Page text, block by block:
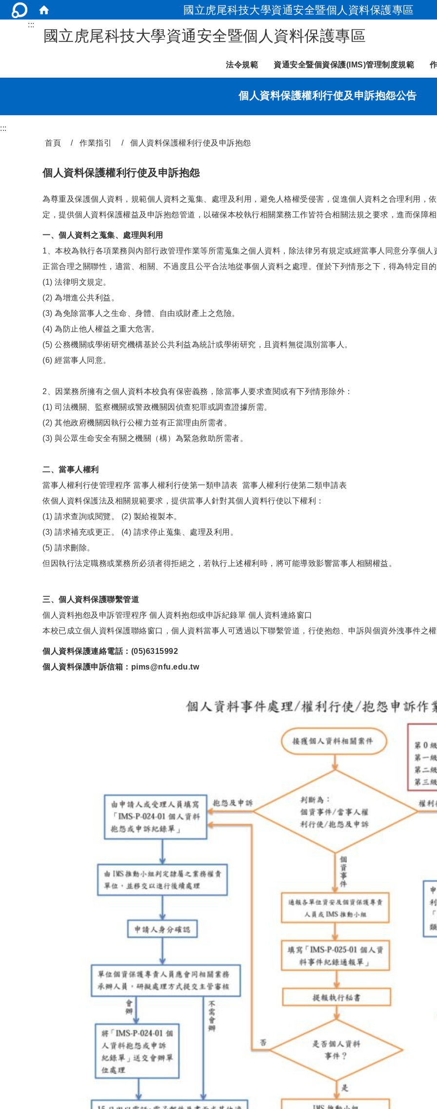
國立虎尾科技大學資通安全暨個人資料保護專區
跳到主要內容
:::
國立虎尾科技大學資通安全暨個人資料保護專區
法令規範 資通安全暨個資保護(IMS)管理制度規範
個人資料保護權利行使及申訴抱怨公告
:::
首頁
作業指引 個人資料保護權利行使及申訴抱怨
個人資料保護權利行使及申訴抱怨
為尊重及保護個人資料，規範個人資料之蒐集、處理及利用，避免人格權受侵害，促進個人資料之合理利用，
定，提供個人資料保護權益及申訴抱怨管道，以確保本校執行相關業務工作皆符合相關法規之要求，進而保障
一、個人資料之蒐集、處理與利用
1、本校為執行各項業務與內部行政管理作業等所需蒐集之個人資料，除法律另有規定或經當事人同意分享個
正當合理之關聯性，適當、相關、不過度且公平合法地從事個人資料之處理。僅於下列情形之下，得為特定目
(1) 法律明文規定。
(2) 為增進公共利益。
(3) 為免除當事人之生命、身體、自由或財產上之危險。
(4) 為防止他人權益之重大危害。
(5) 公務機關或學術研究機構基於公共利益為統計或學術研究，且資料無從識別當事人。
(6) 經當事人同意。
2、因業務所擁有之個人資料本校負有保密義務，除當事人要求查閱或有下列情形除外：
(1) 司法機關、監察機關或警政機關因偵查犯罪或調查證據所需。
(2) 其他政府機關因執行公權力並有正當理由所需者。
(3) 與公眾生命安全有關之機關（構）為緊急救助所需者。
二、當事人權利
當事人權利行使管理程序 當事人權利行使第一類申請表
當事人權利行使第二類申請表
依個人資料保護法及相關規範要求，提供當事人針對其個人資料行使以下權利：
(1) 請求查詢或閱覽。 (2) 製給複製本。
(3) 請求補充或更正。 (4) 請求停止蒐集、處理及利用。
(5) 請求刪除。
但因執行法定職務或業務所必須者得拒絕之，若執行上述權利時，將可能導致影響當事人相關權益。
三、個人資料保護聯繫管道
個人資料抱怨及申訴管理程序 個人資料抱怨或申訴紀錄單 個人資料連絡窗口
本校已成立個人資料保護聯絡窗口，個人資料當事人可透過以下聯繫管道，行使抱怨、申訴與個資外洩事件之
個人資料保護連絡電話：(05)6315992
個人資料保護申訴信箱：pims@nfu.edu.tw